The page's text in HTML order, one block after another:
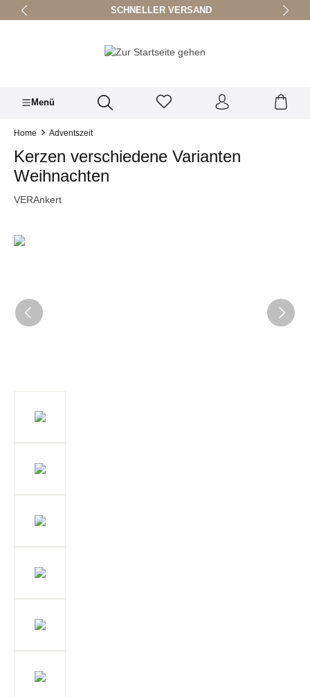
springen SCHNELLER VERSAND
Menü
Home Adventszeit
Kerzen verschiedene Varianten
Weihnachten
VERAnkert
Bildergalerie überspringen